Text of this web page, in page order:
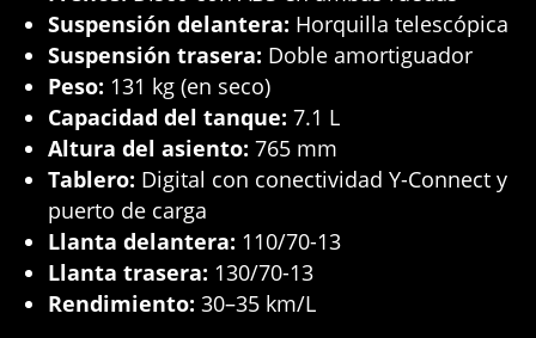
Suspensión delantera: Horquilla telescópica
Suspensión trasera: Doble amortiguador
Peso: 131 kg (en seco)
Capacidad del tanque: 7.1 L
Altura del asiento: 765 mm
Tablero: Digital con conectividad Y-Connect y
puerto de carga
Llanta delantera: 110/70-13
Llanta trasera: 130/70-13
Rendimiento: 30–35 km/L